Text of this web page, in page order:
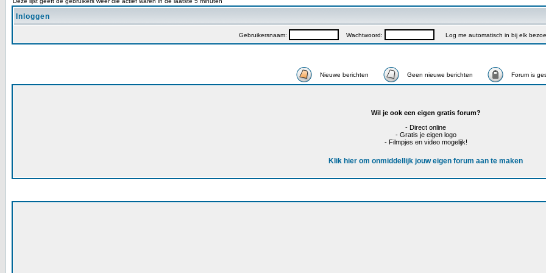
Inloggen
Gebruikersnaam: Wachtwoord: Log me automatisch in bij elk
Nieuwe berichten Geen nieuwe berichten Forum is
Wil je ook een eigen gratis forum?
- Direct online
- Gratis je eigen logo
- Filmpjes en video mogelijk!
Klik hier om onmiddellijk jouw eigen forum aan te maken